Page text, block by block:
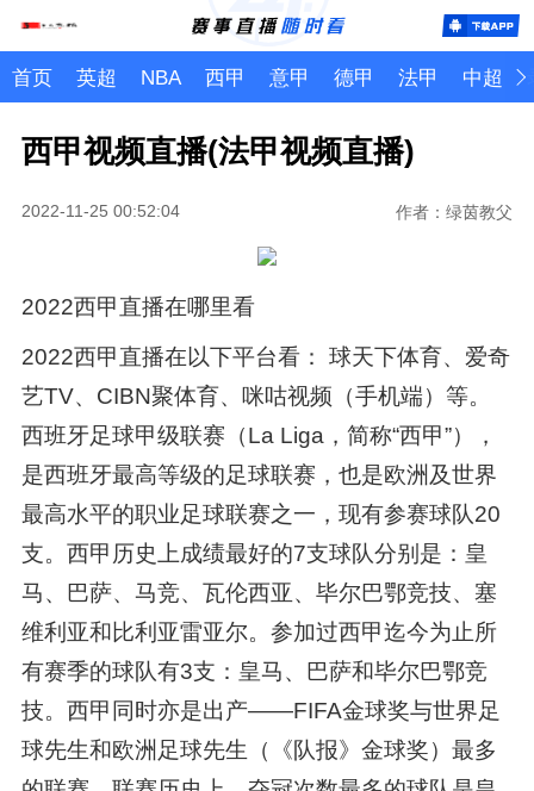
首页 英超 NBA 西甲 意甲 德甲 法甲 中超
西甲视频直播(法甲视频直播)
2022-11-25 00:52:04 作者：绿茵教父
2022西甲直播在哪里看
2022西甲直播在以下平台看： 球天下体育、爱奇
艺TV、CIBN聚体育、咪咕视频（手机端）等。
西班牙足球甲级联赛（La Liga，简称“西甲”），
是西班牙最高等级的足球联赛，也是欧洲及世界
最高水平的职业足球联赛之一，现有参赛球队20
支。西甲历史上成绩最好的7支球队分别是：皇
马、巴萨、马竞、瓦伦西亚、毕尔巴鄂竞技、塞
维利亚和比利亚雷亚尔。参加过西甲迄今为止所
有赛季的球队有3支：皇马、巴萨和毕尔巴鄂竞
技。西甲同时亦是出产——FIFA金球奖与世界足
球先生和欧洲足球先生（《队报》金球奖）最多